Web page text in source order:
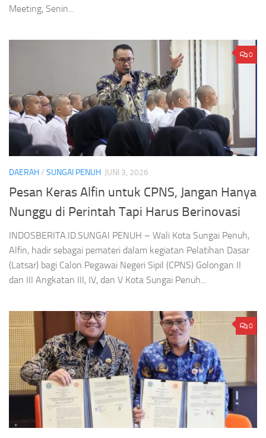
Meeting, Senin...
0
DAERAH/ SUNGAI PENUH JUNI 3, 2026
Pesan Keras Alfin untuk CPNS, Jangan Hanya
Nunggu di Perintah Tapi Harus Berinovasi
INDOSBERITA.ID.SUNGAI PENUH – Wali Kota Sungai Penuh,
Alfin, hadir sebagai pemateri dalam kegiatan Pelatihan Dasar
(Latsar) bagi Calon Pegawai Negeri Sipil (CPNS) Golongan II
dan III Angkatan III, IV, dan V Kota Sungai Penuh...
0